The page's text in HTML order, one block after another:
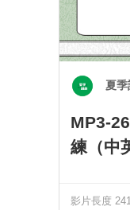
夏季
MP3-
練（中
影片長度